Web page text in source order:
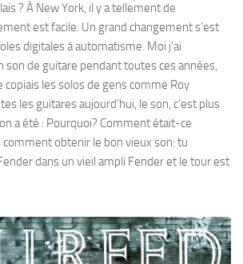
? À New York, il y a tellement de
est facile. Un grand changement s’est
digitales à automatisme. Moi j’ai
son de guitare pendant toutes ces années,
copiais les solos de gens comme Roy
les guitares aujourd’hui, le son, c’est plus
a été : Pourquoi? Comment était-ce
comment obtenir le bon vieux son: tu
dans un vieil ampli Fender et le tour est